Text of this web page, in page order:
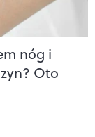
nóg i
Oto